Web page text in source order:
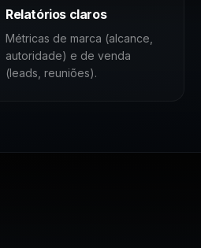
Relatórios claros
Métricas de marca (alcance,
autoridade) e de venda
(leads, reuniões).